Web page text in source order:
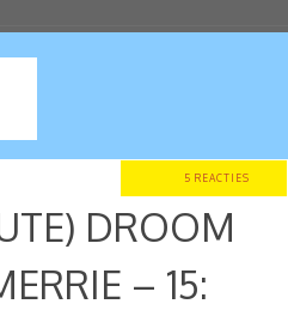
5 REACTIES
DROOM
– 15: